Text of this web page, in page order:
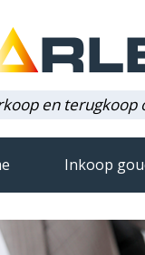
en terugkoop
Inkoop